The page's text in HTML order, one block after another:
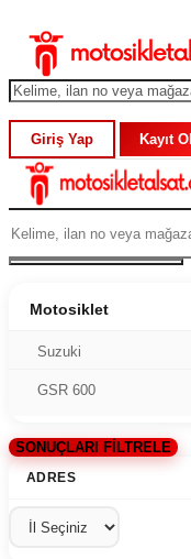
Giriş Yap Kayıt Ol
Motosiklet
Suzuki
GSR 600
SONUÇLARI FİLTRELE
ADRES